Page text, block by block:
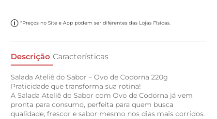
*Preços no Site e App podem ser diferentes das Lojas Físicas.
Descrição Características
Salada Ateliê do Sabor – Ovo de Codorna 220g
Praticidade que transforma sua rotina!
A Salada Ateliê do Sabor com Ovo de Codorna já vem
pronta para consumo, perfeita para quem busca
qualidade, frescor e sabor mesmo nos dias mais corridos.